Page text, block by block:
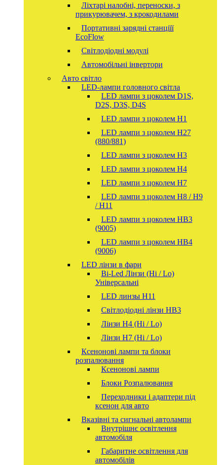
Ліхтарі налобні, переноски, з
прикурювачем, з крокодилами
Портативні зарядні станціїї
EcoFlow
Світлодіодні модулі
Автомобільні інвертори
Авто світло
LED-лампи головного світла
LED лампи з цоколем D1S,
D2S, D3S, D4S
LED лампи з цоколем H1
LED лампи з цоколем H27
(880/881)
LED лампи з цоколем H3
LED лампи з цоколем H4
LED лампи з цоколем H7
LED лампи з цоколем H8 / H9
/ H11
LED лампи з цоколем HB3
(9005)
LED лампи з цоколем HB4
(9006)
LED лінзи в фари
Bi-Led Лінзи (Hi / Lo)
Універсальні
LED линзы H11
Світлодіодні лінзи HB3
Лінзи Н4 (Hi / Lo)
Лінзи Н7 (Hi / Lo)
Ксенонові лампи та блоки
розпалювання
Ксенонові лампи
Блоки Розпалювання
Переходники і адаптери під
ксенон для авто
Вказівні та сигнальні автолампи
Внутрішнє освітлення
автомобіля
Габаритне освітлення для
автомобілів